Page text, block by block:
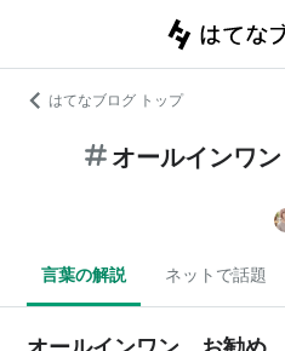
はてなブログ トップ
オールイン
言葉の解説 ネットで話題